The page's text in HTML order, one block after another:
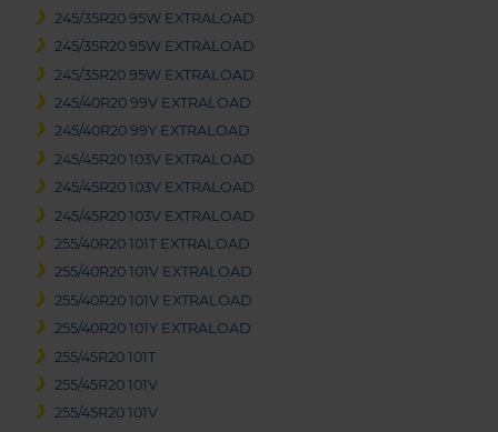
245/35R20 95W EXTRALOAD
245/35R20 95W EXTRALOAD
245/35R20 95W EXTRALOAD
245/40R20 99V EXTRALOAD
245/40R20 99Y EXTRALOAD
245/45R20 103V EXTRALOAD
245/45R20 103V EXTRALOAD
245/45R20 103V EXTRALOAD
255/40R20 101T EXTRALOAD
255/40R20 101V EXTRALOAD
255/40R20 101V EXTRALOAD
255/40R20 101Y EXTRALOAD
255/45R20 101T
255/45R20 101V
255/45R20 101V